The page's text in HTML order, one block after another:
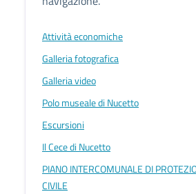
Attività economiche
Galleria fotografica
Galleria video
Polo museale di Nucetto
Escursioni
Il Cece di Nucetto
PIANO INTERCOMUNALE DI
CIVILE